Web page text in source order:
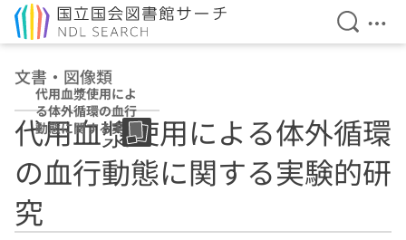
検索を
メ
文書・図像類
代用血漿使用によ
る体外循環の血行
動態に関する実験
的研究
代用血漿使用による体外循環
の血行動態に関する実験的研
究